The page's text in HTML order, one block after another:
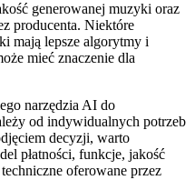
generowanej muzyki oraz
producenta. Niektóre
mają lepsze algorytmy i
mieć znaczenie dla
narzędzia AI do
od indywidualnych potrzeb
decyzji, warto
płatności, funkcje, jakość
oferowane przez